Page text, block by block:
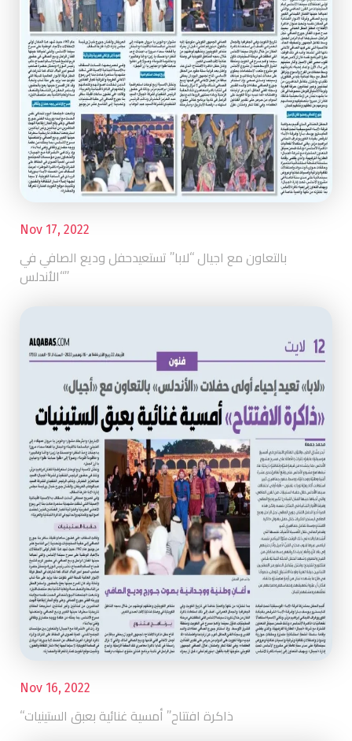
Nov 17, 2022
بالتعاون مع اجيال “لابا” تستعيدحفل وديع الصافي في
“الأندلس”
Nov 16, 2022
“ذاكرة افتتاح” أمسية غنائية بعبق الستينيات